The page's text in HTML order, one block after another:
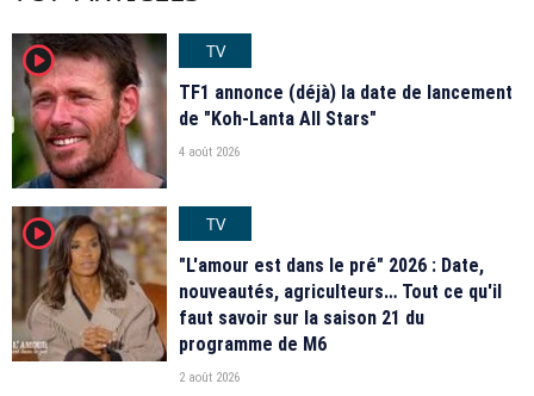
player2
TV
TF1 annonce (déjà) la date de lancement
de "Koh-Lanta All Stars"
4 août 2026
player2
TV
"L'amour est dans le pré" 2026 : Date,
nouveautés, agriculteurs… Tout ce qu'il
faut savoir sur la saison 21 du
programme de M6
2 août 2026